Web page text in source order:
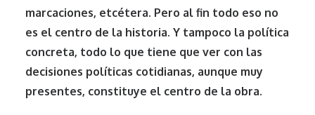
marcaciones, etcétera. Pero al fin todo eso no
es el centro de la historia. Y tampoco la política
concreta, todo lo que tiene que ver con las
decisiones políticas cotidianas, aunque muy
presentes, constituye el centro de la obra.